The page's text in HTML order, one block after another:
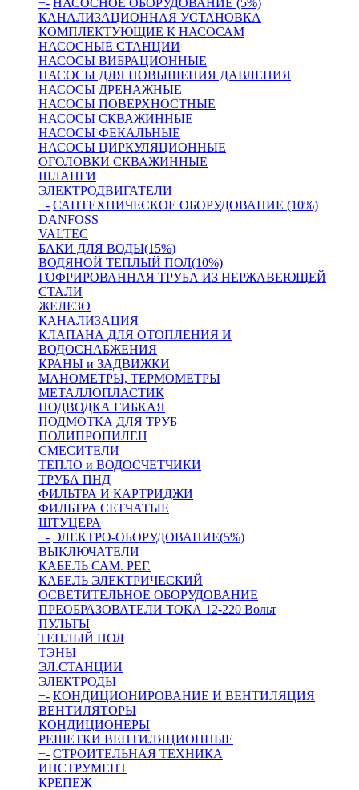
+- НАСОСНОЕ ОБОРУДОВАНИЕ (5%)
КАНАЛИЗАЦИОННАЯ УСТАНОВКА
КОМПЛЕКТУЮЩИЕ К НАСОСАМ
НАСОСНЫЕ СТАНЦИИ
НАСОСЫ ВИБРАЦИОННЫЕ
НАСОСЫ ДЛЯ ПОВЫШЕНИЯ ДАВЛЕНИЯ
НАСОСЫ ДРЕНАЖНЫЕ
НАСОСЫ ПОВЕРХНОСТНЫЕ
НАСОСЫ СКВАЖИННЫЕ
НАСОСЫ ФЕКАЛЬНЫЕ
НАСОСЫ ЦИРКУЛЯЦИОННЫЕ
ОГОЛОВКИ СКВАЖИННЫЕ
ШЛАНГИ
ЭЛЕКТРОДВИГАТЕЛИ
+- САНТЕХНИЧЕСКОЕ ОБОРУДОВАНИЕ (10%)
DANFOSS
VALTEC
БАКИ ДЛЯ ВОДЫ(15%)
ВОДЯНОЙ ТЕПЛЫЙ ПОЛ(10%)
ГОФРИРОВАННАЯ ТРУБА ИЗ НЕРЖАВЕЮЩЕЙ
СТАЛИ
ЖЕЛЕЗО
КАНАЛИЗАЦИЯ
КЛАПАНА ДЛЯ ОТОПЛЕНИЯ И
ВОДОСНАБЖЕНИЯ
КРАНЫ и ЗАДВИЖКИ
МАНОМЕТРЫ, ТЕРМОМЕТРЫ
МЕТАЛЛОПЛАСТИК
ПОДВОДКА ГИБКАЯ
ПОДМОТКА ДЛЯ ТРУБ
ПОЛИПРОПИЛЕН
СМЕСИТЕЛИ
ТЕПЛО и ВОДОСЧЕТЧИКИ
ТРУБА ПНД
ФИЛЬТРА И КАРТРИДЖИ
ФИЛЬТРА СЕТЧАТЫЕ
ШТУЦЕРА
+- ЭЛЕКТРО-ОБОРУДОВАНИЕ(5%)
ВЫКЛЮЧАТЕЛИ
КАБЕЛЬ САМ. РЕГ.
КАБЕЛЬ ЭЛЕКТРИЧЕСКИЙ
ОСВЕТИТЕЛЬНОЕ ОБОРУДОВАНИЕ
ПРЕОБРАЗОВАТЕЛИ ТОКА 12-220 Вольт
ПУЛЬТЫ
ТЕПЛЫЙ ПОЛ
ТЭНЫ
ЭЛ.СТАНЦИИ
ЭЛЕКТРОДЫ
+- КОНДИЦИОНИРОВАНИЕ И ВЕНТИЛЯЦИЯ
ВЕНТИЛЯТОРЫ
КОНДИЦИОНЕРЫ
РЕШЕТКИ ВЕНТИЛЯЦИОННЫЕ
+- СТРОИТЕЛЬНАЯ ТЕХНИКА
ИНСТРУМЕНТ
КРЕПЕЖ